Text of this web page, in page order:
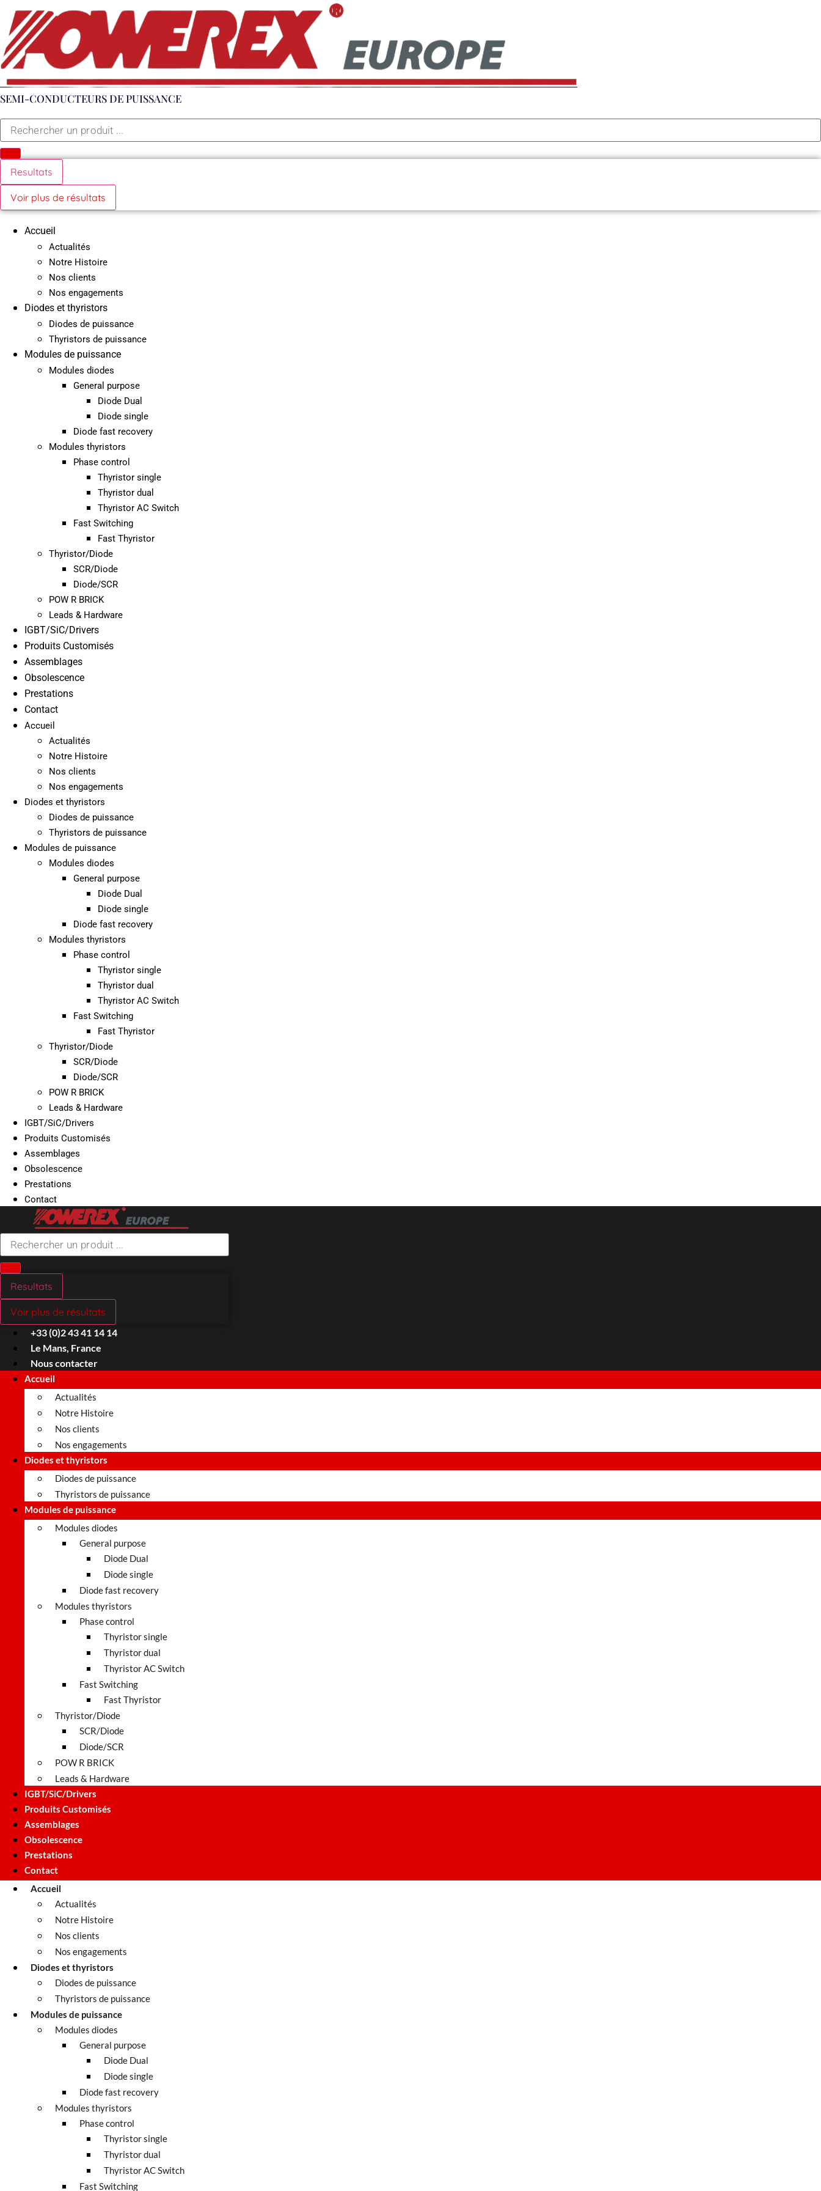
au
contenu
SEMI-CONDUCTEURS DE PUISSANCE
Search
Resultats
Voir plus de résultats
Accueil
Actualités
Notre Histoire
Nos clients
Nos engagements
Diodes et thyristors
Diodes de puissance
Thyristors de puissance
Modules de puissance
Modules diodes
General purpose
Diode Dual
Diode single
Diode fast recovery
Modules thyristors
Phase control
Thyristor single
Thyristor dual
Thyristor AC Switch
Fast Switching
Fast Thyristor
Thyristor/Diode
SCR/Diode
Diode/SCR
POW R BRICK
Leads & Hardware
IGBT/SiC/Drivers
Produits Customisés
Assemblages
Obsolescence
Prestations
Contact
Accueil
Actualités
Notre Histoire
Nos clients
Nos engagements
Diodes et thyristors
Diodes de puissance
Thyristors de puissance
Modules de puissance
Modules diodes
General purpose
Diode Dual
Diode single
Diode fast recovery
Modules thyristors
Phase control
Thyristor single
Thyristor dual
Thyristor AC Switch
Fast Switching
Fast Thyristor
Thyristor/Diode
SCR/Diode
Diode/SCR
POW R BRICK
Leads & Hardware
IGBT/SiC/Drivers
Produits Customisés
Assemblages
Obsolescence
Prestations
Contact
Search
Resultats
Voir plus de résultats
+33 (0)2 43 41 14 14
Le Mans, France
Nous contacter
Accueil
Actualités
Notre Histoire
Nos clients
Nos engagements
Diodes et thyristors
Diodes de puissance
Thyristors de puissance
Modules de puissance
Modules diodes
General purpose
Diode Dual
Diode single
Diode fast recovery
Modules thyristors
Phase control
Thyristor single
Thyristor dual
Thyristor AC Switch
Fast Switching
Fast Thyristor
Thyristor/Diode
SCR/Diode
Diode/SCR
POW R BRICK
Leads & Hardware
IGBT/SiC/Drivers
Produits Customisés
Assemblages
Obsolescence
Prestations
Contact
Accueil
Actualités
Notre Histoire
Nos clients
Nos engagements
Diodes et thyristors
Diodes de puissance
Thyristors de puissance
Modules de puissance
Modules diodes
General purpose
Diode Dual
Diode single
Diode fast recovery
Modules thyristors
Phase control
Thyristor single
Thyristor dual
Thyristor AC Switch
Fast Switching